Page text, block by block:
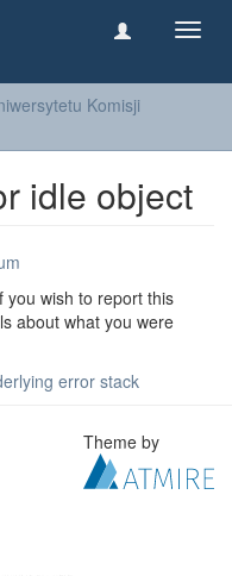
Komisji
idle object
you wish to report this
about what you were
error stack
Theme by